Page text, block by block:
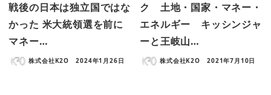
戦後の日本は独立国ではな
かった 米大統領選を前に
マネー…
株式会社K2O 2024年1月26日
ク 土地・国家・マネー・
エネルギー キッシンジャ
ーと王岐山…
株式会社K2O 2021年7月10日